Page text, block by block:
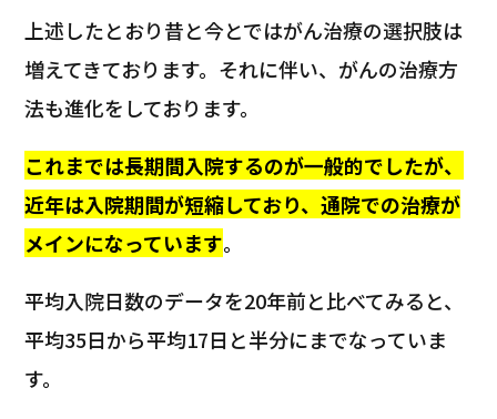
上述したとおり昔と今とではがん治療の選択肢は
増えてきております。それに伴い、がんの治療方
法も進化をしております。
これまでは長期間入院するのが一般的でしたが、
近年は入院期間が短縮しており、通院での治療が
メインになっています。
平均入院日数のデータを20年前と比べてみると、
平均35日から平均17日と半分にまでなっていま
す。